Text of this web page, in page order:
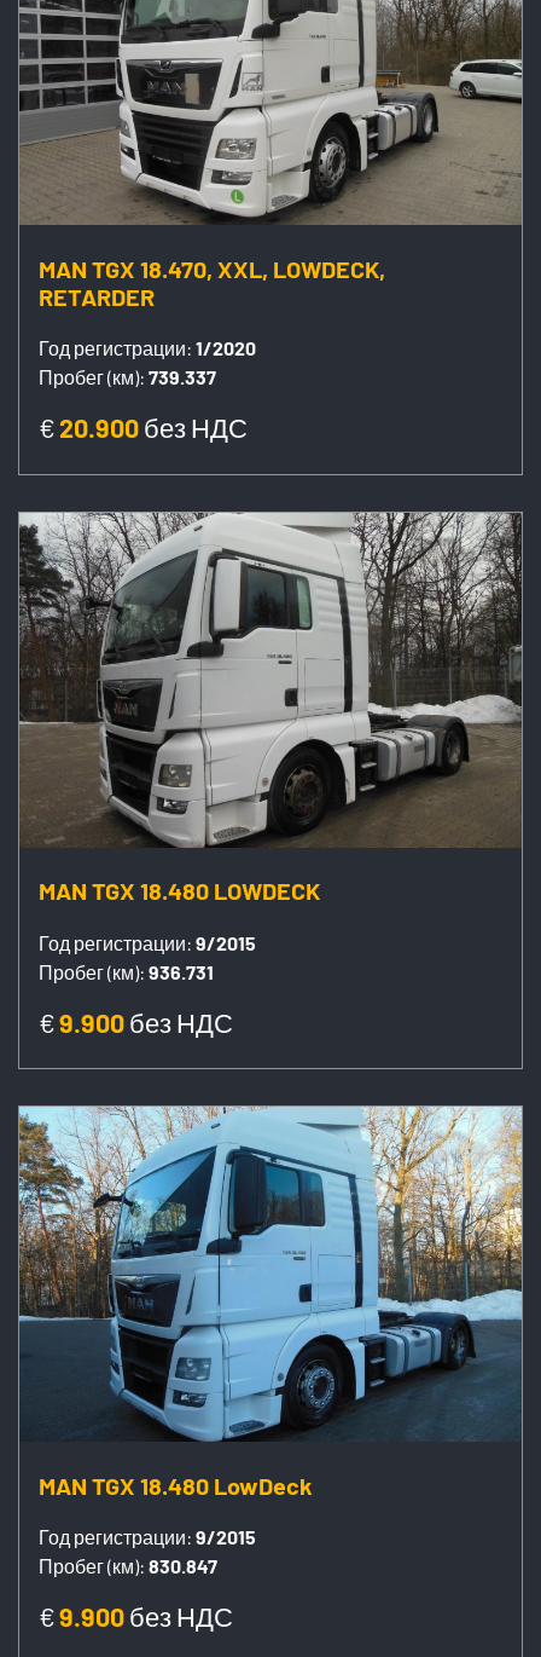
MAN TGX 18.470, XXL, LOWDECK,
RETARDER
Год регистрации: 1/2020
Пробег (км): 739.337
€20.900без НДС
MAN TGX 18.480 LOWDECK
Год регистрации: 9/2015
Пробег (км): 936.731
€9.900без НДС
MAN TGX 18.480 LowDeck
Год регистрации: 9/2015
Пробег (км): 830.847
€9.900без НДС